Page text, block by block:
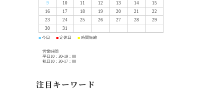
9
10 11 12 13 14
15
16
17 18 19 20 21
22
23
24 25 26 27 28
29
30
31
■ 今日 ■ 定休日 ■ 時間短縮
営業時間
平日10：30-19：00
祝日10：30-17：00
注目キーワード